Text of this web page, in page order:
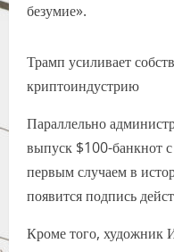
безумие».
Трамп усиливает
криптоиндустрию
Параллельно
выпуск $100-банкнот
первым случаем в
появится подпись
Кроме того, художник